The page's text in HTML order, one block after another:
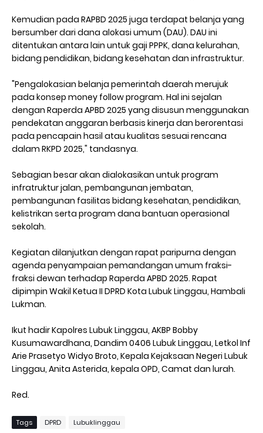
Kemudian pada RAPBD 2025 juga terdapat belanja yang
bersumber dari dana alokasi umum (DAU). DAU ini
ditentukan antara lain untuk gaji PPPK, dana kelurahan,
bidang pendidikan, bidang kesehatan dan infrastruktur.
"Pengalokasian belanja pemerintah daerah merujuk
pada konsep money follow program. Hal ini sejalan
dengan Raperda APBD 2025 yang disusun menggunakan
pendekatan anggaran berbasis kinerja dan berorentasi
pada pencapain hasil atau kualitas sesuai rencana
dalam RKPD 2025," tandasnya.
Sebagian besar akan dialokasikan untuk program
infratruktur jalan, pembangunan jembatan,
pembangunan fasilitas bidang kesehatan, pendidikan,
kelistrikan serta program dana bantuan operasional
sekolah.
Kegiatan dilanjutkan dengan rapat paripurna dengan
agenda penyampaian pemandangan umum fraksi-
fraksi dewan terhadap Raperda APBD 2025. Rapat
dipimpin Wakil Ketua II DPRD Kota Lubuk Linggau, Hambali
Lukman.
Ikut hadir Kapolres Lubuk Linggau, AKBP Bobby
Kusumawardhana, Dandim 0406 Lubuk Linggau, Letkol Inf
Arie Prasetyo Widyo Broto, Kepala Kejaksaan Negeri Lubuk
Linggau, Anita Asterida, kepala OPD, Camat dan lurah.
Red.
Tags DPRD Lubuklinggau